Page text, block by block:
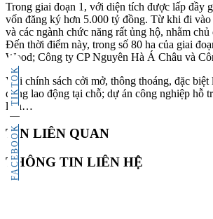
FACEBOOK
TIKTOK
Trong giai đoạn 1, với diện tích được lấp đầy
vốn đăng ký hơn 5.000 tỷ đồng. Từ khi đi
và các ngành chức năng rất ủng hộ, nhằm
Đến thời điểm này, trong số 80 ha của giai
Wood; Công ty CP Nguyên Hà Á Châu và
Với chính sách cởi mở, thông thoáng, đặc
dụng lao động tại chỗ; dự án công nghiệp hỗ
lịch…
TIN LIÊN QUAN
THÔNG TIN LIÊN HỆ